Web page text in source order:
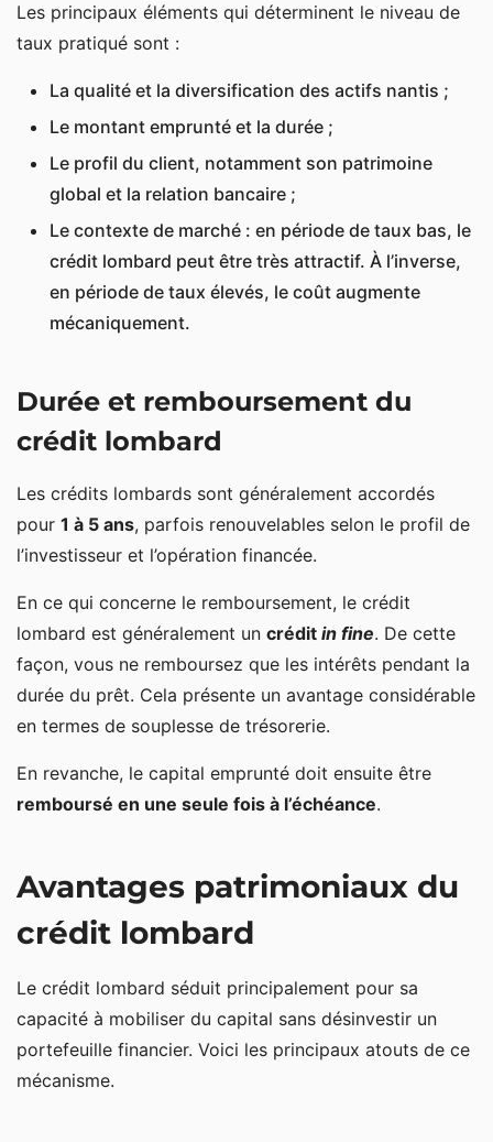
Les principaux éléments qui déterminent le niveau de
taux pratiqué sont :
La qualité et la diversification des actifs nantis ;
Le montant emprunté et la durée ;
Le profil du client, notamment son patrimoine
global et la relation bancaire ;
Le contexte de marché : en période de taux bas, le
crédit lombard peut être très attractif. À l’inverse,
en période de taux élevés, le coût augmente
mécaniquement.
Durée et remboursement du
crédit lombard
Les crédits lombards sont généralement accordés
pour 1 à 5 ans, parfois renouvelables selon le profil de
l’investisseur et l’opération financée.
En ce qui concerne le remboursement, le crédit
lombard est généralement un crédit in fine. De cette
façon, vous ne remboursez que les intérêts pendant la
durée du prêt. Cela présente un avantage considérable
en termes de souplesse de trésorerie.
En revanche, le capital emprunté doit ensuite être
remboursé en une seule fois à l’échéance.
Avantages patrimoniaux du
crédit lombard
Le crédit lombard séduit principalement pour sa
capacité à mobiliser du capital sans désinvestir un
portefeuille financier. Voici les principaux atouts de ce
mécanisme.